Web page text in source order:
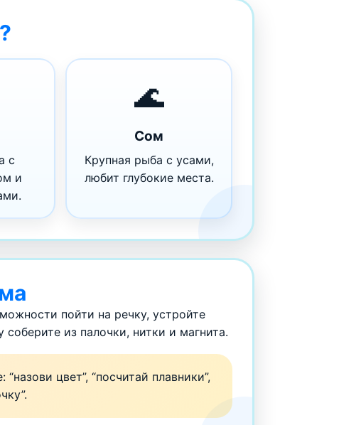
с
и
🌊
Сом
Крупная рыба с усами,
любит глубокие места.
пойти на речку, устройте
из палочки, нитки и магнита.
цвет”, “посчитай плавники”,